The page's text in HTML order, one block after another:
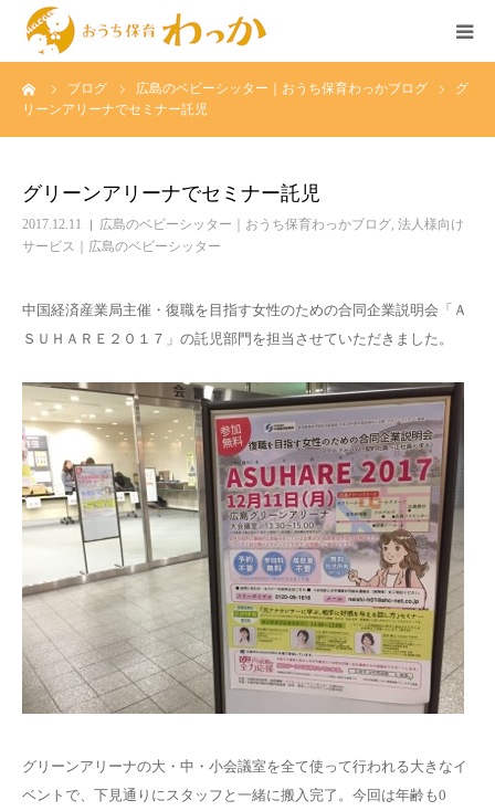
ブログ 広島のベビーシッター｜おうち保育わっかブログ
グ
リーンアリーナでセミナー託児
グリーンアリーナでセミナー託児
2017.12.11 広島のベビーシッター｜おうち保育わっかブログ, 法人様向け
サービス｜広島のベビーシッター
中国経済産業局主催・復職を目指す女性のための合同企業説明会「Ａ
ＳＵＨＡＲＥ２０１７」の託児部門を担当させていただきました。
グリーンアリーナの大・中・小会議室を全て使って行われる大きなイ
ベントで、下見通りにスタッフと一緒に搬入完了。今回は年齢も0
TOP
個人様の託児
広島のベビーシッター求人
イベント